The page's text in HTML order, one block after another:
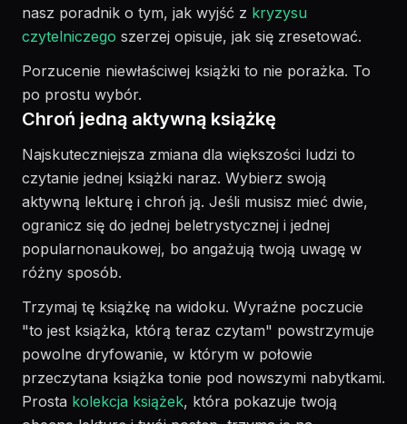
nasz poradnik o tym, jak wyjść z kryzysu
czytelniczego szerzej opisuje, jak się zresetować.
Porzucenie niewłaściwej książki to nie porażka. To
po prostu wybór.
Chroń jedną aktywną książkę
Najskuteczniejsza zmiana dla większości ludzi to
czytanie jednej książki naraz. Wybierz swoją
aktywną lekturę i chroń ją. Jeśli musisz mieć dwie,
ogranicz się do jednej beletrystycznej i jednej
popularnonaukowej, bo angażują twoją uwagę w
różny sposób.
Trzymaj tę książkę na widoku. Wyraźne poczucie
"to jest książka, którą teraz czytam" powstrzymuje
powolne dryfowanie, w którym w połowie
przeczytana książka tonie pod nowszymi nabytkami.
Prosta kolekcja książek, która pokazuje twoją